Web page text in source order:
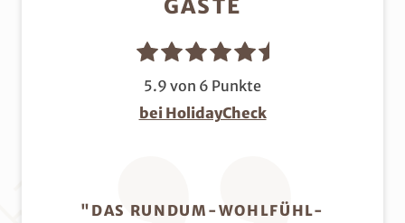
GÄSTE
5.9 von 6 Punkte
bei HolidayCheck
"DAS RUNDUM-WOHLFÜHL-